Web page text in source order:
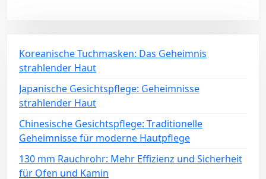
Koreanische Tuchmasken: Das Geheimnis
strahlender Haut
Japanische Gesichtspflege: Geheimnisse
strahlender Haut
Chinesische Gesichtspflege: Traditionelle
Geheimnisse für moderne Hautpflege
130 mm Rauchrohr: Mehr Effizienz und Sicherheit
für Ofen und Kamin